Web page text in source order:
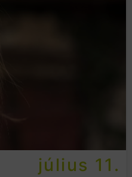
július 11.